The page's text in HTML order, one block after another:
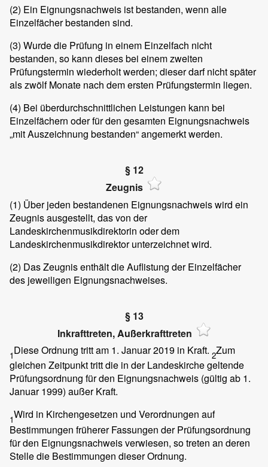
(2) Ein Eignungsnachweis ist bestanden, wenn alle
Einzelfächer bestanden sind.
(3) Wurde die Prüfung in einem Einzelfach nicht
bestanden, so kann dieses bei einem zweiten
Prüfungstermin wiederholt werden; dieser darf nicht später
als zwölf Monate nach dem ersten Prüfungstermin liegen.
(4) Bei überdurchschnittlichen Leistungen kann bei
Einzelfächern oder für den gesamten Eignungsnachweis
„mit Auszeichnung bestanden“ angemerkt werden.
§ 12
Zeugnis
(1) Über jeden bestandenen Eignungsnachweis wird ein
Zeugnis ausgestellt, das von der
Landeskirchenmusikdirektorin oder dem
Landeskirchenmusikdirektor unterzeichnet wird.
(2) Das Zeugnis enthält die Auflistung der Einzelfächer
des jeweiligen Eignungsnachweises.
§ 13
Inkrafttreten, Außerkrafttreten
1Diese Ordnung tritt am 1. Januar 2019 in Kraft. 2Zum
gleichen Zeitpunkt tritt die in der Landeskirche geltende
Prüfungsordnung für den Eignungsnachweis (gültig ab 1.
Januar 1999) außer Kraft.
1Wird in Kirchengesetzen und Verordnungen auf
Bestimmungen früherer Fassungen der Prüfungsordnung
für den Eignungsnachweis verwiesen, so treten an deren
Stelle die Bestimmungen dieser Ordnung.